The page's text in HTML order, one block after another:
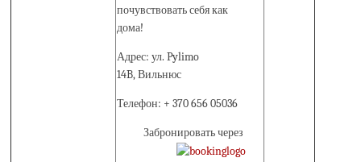
почувствовать себя как
дома!
Адрес: ул. Pylimo
14B, Вильнюс
Телефон: + 370 656 05036
Забронировать через